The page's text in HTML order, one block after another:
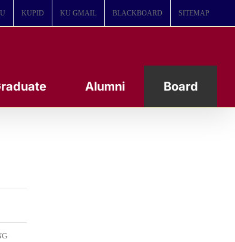
KUPID KU GMAIL BLACKBOARD SITEMAP
Alumni Board